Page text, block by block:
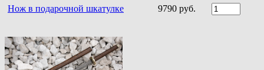
Нож в подарочной шкатулке 9790 руб.